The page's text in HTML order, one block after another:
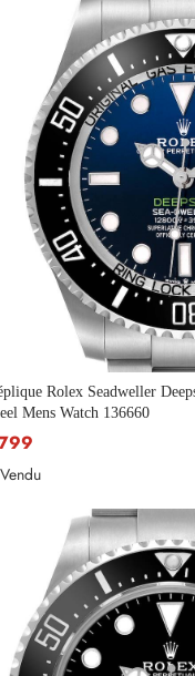
Rolex Seadweller
Mens Watch 136660